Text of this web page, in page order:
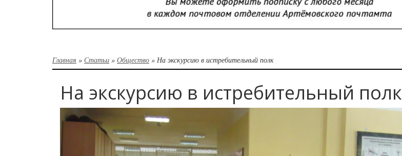
Главная » Статьи » Общество » На экскурсию в истребительный полк
На экскурсию в истребительный полк